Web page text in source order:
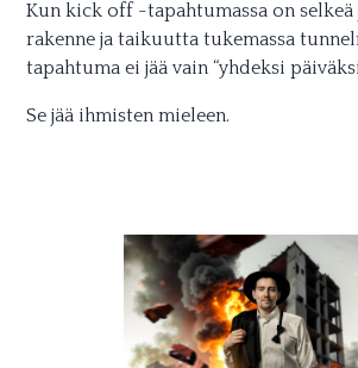
Kun kick off -tapahtumassa on
rakenne ja taikuutta tukemassa
tapahtuma ei jää vain “yhdeksi
Se jää ihmisten mieleen.